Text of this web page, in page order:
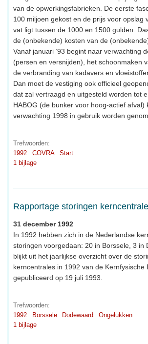
van de opwerkingsfabrieken. De eerste
100 miljoen gekost en de prijs voor opslag
vat ligt tussen de 1000 en 1500 gulden.
de (onbekende) kosten van de
Vanaf januari ’93 begint naar verwachting
(persen en versnijden), het schoonmaken
de verbranding van kadavers en
Dan moet de vestiging ook officieel
dat zal vertraagd en uitgesteld worden tot
HABOG (de bunker voor hoog-actief afval)
verwachting 1998 in gebruik worden
Trefwoorden:
1992
COVRA
Start
1 bijlage
Rapportage storingen
31 december 1992
In 1992 hebben zich in de Nederlandse
storingen voorgedaan: 20 in Borssele, 3 in
blijkt uit het jaarlijkse overzicht over de
kerncentrales in 1992 van de Kernfysische
gepubliceerd op 19 juli 1993.
Trefwoorden:
1992
Borssele Dodewaard
Ongelukken
1 bijlage